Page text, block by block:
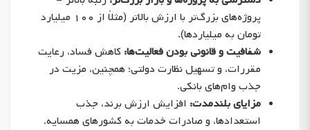
پروژه‌های بزرگ‌تر با ارزش بالاتر (مثلاً از ۱۰۰ میلیارد
تومان به میلیاردها).
شفافیت و قانونی بودن فعالیت‌ها: کاهش فساد، رعایت
مقررات، و تسهیل نظارت دولتی؛ همچنین، مزیت در
جذب وام‌های بانکی.
مزایای بلندمدت: افزایش ارزش برند، جذب
استعدادها، و صادرات خدمات به کشورهای همسایه.